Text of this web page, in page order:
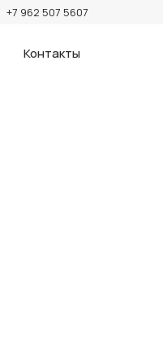
+7 962 507 5607
Контакты